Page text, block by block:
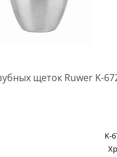
щеток Ruwer K-
K-